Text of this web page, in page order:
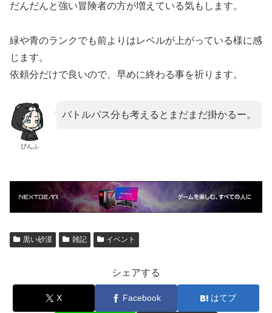
だんだんと強い冒険者の方が増えている気もします。
緑や青のランクでも前よりはレベルが上がっている様に感
じます。
依頼分だけで良いので、早めに終わる事を祈ります。
ぴんふ
バトルパス分も考えるとまだまだ掛かるー。
黒い砂漠 雑記 イベント
シェアする
X Facebook はてブ